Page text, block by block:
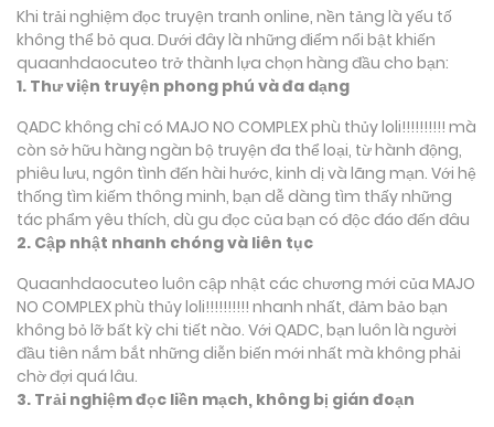
Khi trải nghiệm đọc truyện tranh online, nền tảng là yếu tố
không thể bỏ qua. Dưới đây là những điểm nổi bật khiến
quaanhdaocuteo trở thành lựa chọn hàng đầu cho bạn:
1. Thư viện truyện phong phú và đa dạng
QADC không chỉ có MAJO NO COMPLEX phù thủy loli!!!!!!!!!! mà
còn sở hữu hàng ngàn bộ truyện đa thể loại, từ hành động,
phiêu lưu, ngôn tình đến hài hước, kinh dị và lãng mạn. Với hệ
thống tìm kiếm thông minh, bạn dễ dàng tìm thấy những
tác phẩm yêu thích, dù gu đọc của bạn có độc đáo đến đâu
2. Cập nhật nhanh chóng và liên tục
Quaanhdaocuteo luôn cập nhật các chương mới của MAJO
NO COMPLEX phù thủy loli!!!!!!!!!! nhanh nhất, đảm bảo bạn
không bỏ lỡ bất kỳ chi tiết nào. Với QADC, bạn luôn là người
đầu tiên nắm bắt những diễn biến mới nhất mà không phải
chờ đợi quá lâu.
3. Trải nghiệm đọc liền mạch, không bị gián đoạn